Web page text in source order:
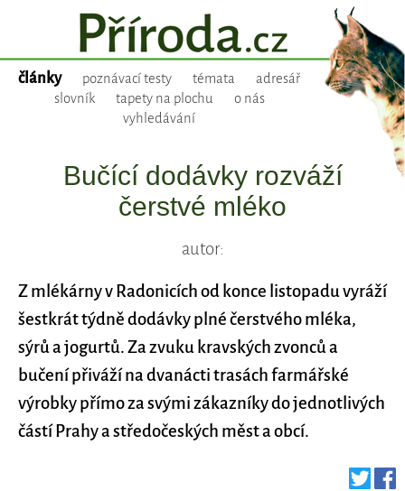
články poznávací testy témata
adresář
slovník
tapety na plochu
o nás
vyhledávání
Bučící dodávky rozváží
čerstvé mléko
autor:
Z mlékárny v Radonicích od konce listopadu vyráží
šestkrát týdně dodávky plné čerstvého mléka,
sýrů a jogurtů. Za zvuku kravských zvonců a
bučení přiváží na dvanácti trasách farmářské
výrobky přímo za svými zákazníky do jednotlivých
částí Prahy a středočeských měst a obcí.